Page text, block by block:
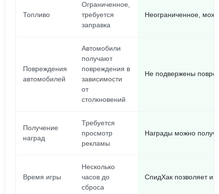
Топливо
Ограниченное,
требуется
заправка
Неограниченное,
Повреждения
автомобилей
Автомобили
получают
повреждения в
зависимости
от
столкновений
Не подвержены
Получение
наград
Требуется
просмотр
рекламы
Награды можно
Время игры
Несколько
часов до
сброса
СпидХак позволяет